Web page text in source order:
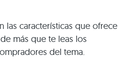
las características que ofrece
más que te leas los
del tema.